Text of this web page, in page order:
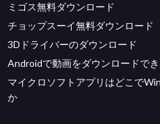
ミゴス無料ダウンロード
チョップスーイ無料ダウンロード
3Dドライバーのダウンロード
Androidで動画をダウンロードで
マイクロソフトアプリはどこで
か